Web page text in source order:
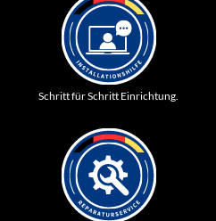
Schritt für Schritt Einrichtung.